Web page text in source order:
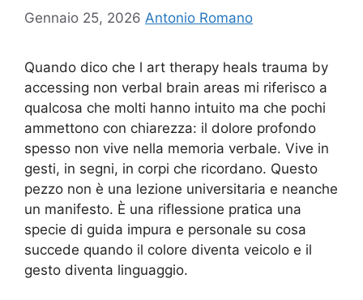
Gennaio 25, 2026 Antonio Romano
Quando dico che l art therapy heals trauma by
accessing non verbal brain areas mi riferisco a
qualcosa che molti hanno intuito ma che pochi
ammettono con chiarezza: il dolore profondo
spesso non vive nella memoria verbale. Vive in
gesti, in segni, in corpi che ricordano. Questo
pezzo non è una lezione universitaria e neanche
un manifesto. È una riflessione pratica una
specie di guida impura e personale su cosa
succede quando il colore diventa veicolo e il
gesto diventa linguaggio.